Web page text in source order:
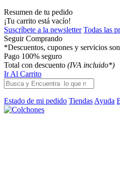
Resumen de tu pedido
¡Tu carrito está vacío!
Suscríbete a la newsletter Todas las
Seguir Comprando
*Descuentos, cupones y servicios
Pago 100% seguro
Total con descuento (IVA incluido*)
Ir Al Carrito
Estado de mi pedido Tiendas Ayuda